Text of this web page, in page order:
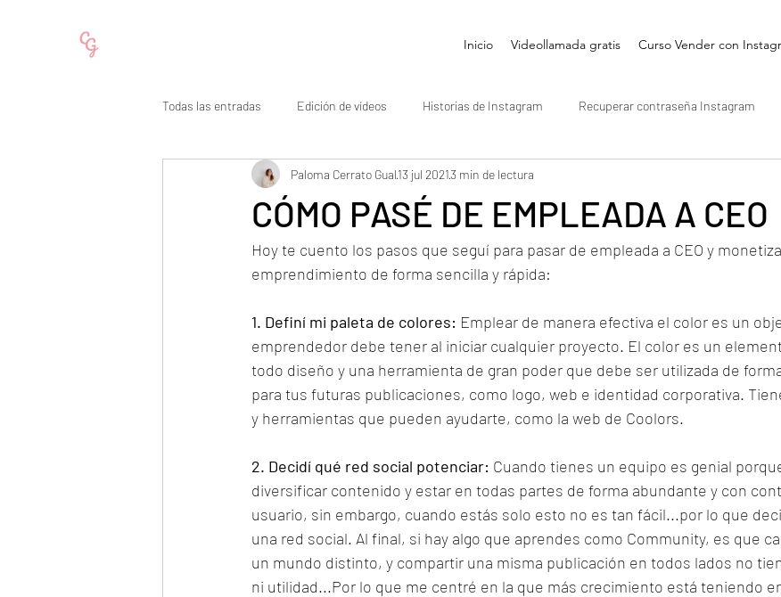
Inicio Videollamada gratis Curso Vender con
Todas las entradas Edición de vídeos Historias de Instagram Recuperar contraseña Instagram
Cómo subir seguidores en Instagram Reels Instagram
CÓMO PASÉ DE EMPLEADA A CEO
Paloma Cerrato Gual13 jul 20213 min de lectura
Hoy te cuento los pasos que seguí para pasar de empleada a CEO y
emprendimiento de forma sencilla y rápida:
1. Definí mi paleta de colores: Emplear de manera efectiva el color es un
emprendedor debe tener al iniciar cualquier proyecto. El color es un
todo diseño y una herramienta de gran poder que debe ser utilizada de
para tus futuras publicaciones, como logo, web e identidad corporativa.
y herramientas que pueden ayudarte, como la web de Coolors.
2. Decidí qué red social potenciar: Cuando tienes un equipo es genial
diversificar contenido y estar en todas partes de forma abundante y con
usuario, sin embargo, cuando estás solo esto no es tan fácil...por lo que
una red social. Al final, si hay algo que aprendes como Community, es que
un mundo distinto, y compartir una misma publicación en todos lados no
ni utilidad...Por lo que me centré en la que más crecimiento está teniendo